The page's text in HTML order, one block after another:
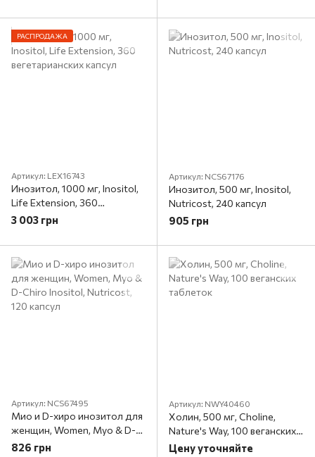
РАСПРОДАЖА
Артикул: LEX16743
Инозитол, 1000 мг, Inositol,
Life Extension, 360
вегетарианских капсул
3 003 грн
Артикул: NCS67176
Инозитол, 500 мг, Inositol,
Nutricost, 240 капсул
905 грн
Артикул: NCS67495
Мио и D-хиро инозитол для
женщин, Women, Myo & D-
Chiro Inositol, Nutricost, 120
826 грн
Артикул: NWY40460
Холин, 500 мг, Choline,
Nature's Way, 100 веганских
таблеток
Цену уточняйте